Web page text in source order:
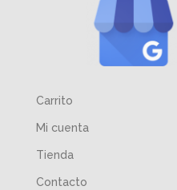
Carrito
Mi cuenta
Tienda
Contacto